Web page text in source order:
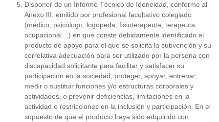
Disponer de un Informe Técnico de Idoneidad, conforme al
Anexo III, emitido por profesional facultativo colegiado
(médico, psicólogo, logopeda, fisioterapeuta, terapeuta
ocupacional…) en que conste debidamente identificado el
producto de apoyo para el que se solicita la subvención y su
correlativa adecuación para ser utilizado por la persona con
discapacidad solicitante para facilitar y satisfacer su
participación en la sociedad, proteger, apoyar, entrenar,
medir o sustituir funciones y/o estructuras corporales y
actividades, o prevenir deficiencias, limitaciones en la
actividad o restricciones en la inclusión y participación. En el
supuesto de que el producto haya sido adquirido con